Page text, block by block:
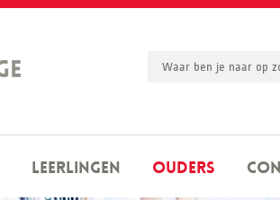
Leerlingen Ouders